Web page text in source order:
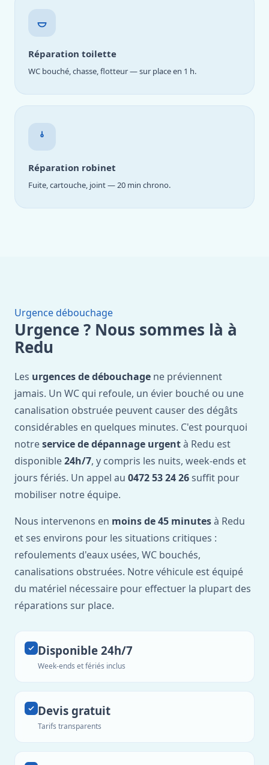
Réparation toilette
WC bouché, chasse, flotteur — sur place en 1 h.
Réparation robinet
Fuite, cartouche, joint — 20 min chrono.
Urgence débouchage
Urgence ? Nous sommes là à
Redu
Les urgences de débouchage ne préviennent
jamais. Un WC qui refoule, un évier bouché ou une
canalisation obstruée peuvent causer des dégâts
considérables en quelques minutes. C'est pourquoi
notreservice de dépannage urgentà Redu est
disponible24h/7, y compris les nuits, week-ends et
jours fériés. Un appel au 0472 53 24 26 suffit pour
mobiliser notre équipe.
Nous intervenons en moins de 45 minutesà Redu
et ses environs pour les situations critiques :
refoulements d'eaux usées, WC bouchés,
canalisations obstruées. Notre véhicule est équipé
du matériel nécessaire pour effectuer la plupart des
réparations sur place.
Disponible 24h/7
Week-ends et fériés inclus
Devis gratuit
Tarifs transparents